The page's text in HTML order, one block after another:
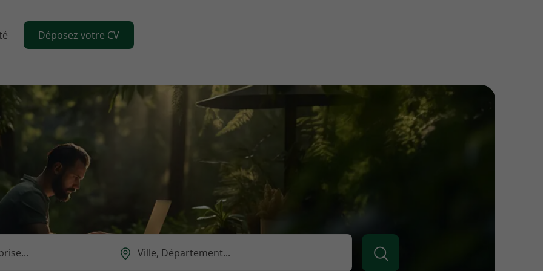
Déposez votre CV
Ou